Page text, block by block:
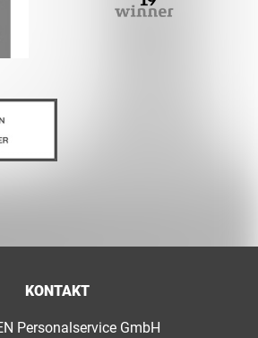
KONTAKT
Personalservice GmbH